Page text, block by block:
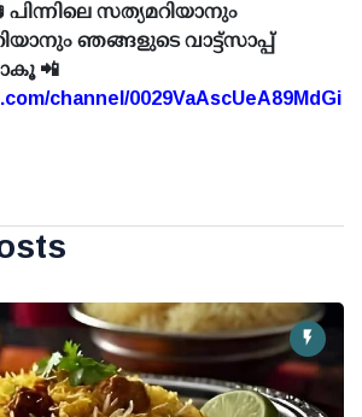
സത്യമറിയാനും
ഞങ്ങളുടെ വാട്ട്സാപ്പ്
📲
channel/0029VaAscUeA89MdGi